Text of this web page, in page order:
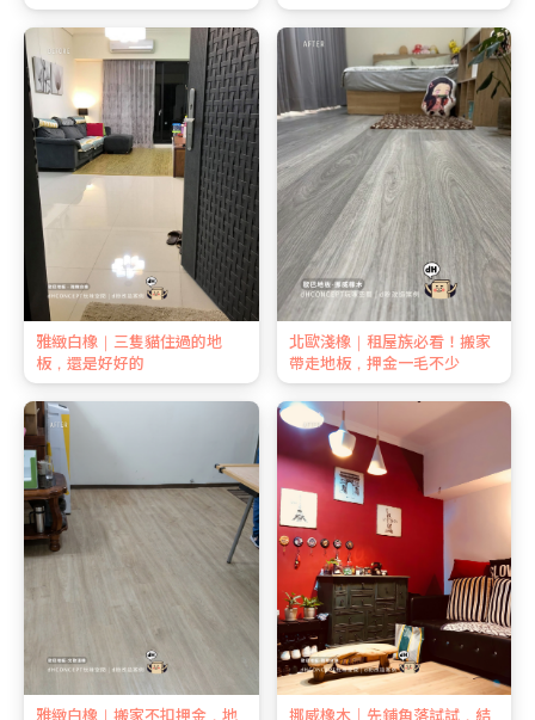
雅緻白橡｜三隻貓住過的地
板，還是好好的
北歐淺橡｜租屋族必看！搬家
帶走地板，押金一毛不少
雅緻白橡｜搬家不扣押金，地
挪威橡木｜先鋪角落試試，結